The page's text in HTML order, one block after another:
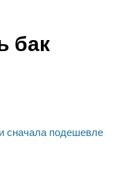
бак
сначала подешевле